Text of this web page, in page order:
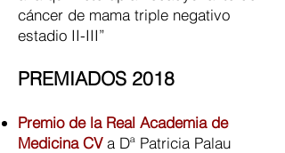
cáncer de mama triple negativo
estadio II-III”
PREMIADOS 2018
Premio de la Real Academia de
Medicina CVa Dª Patricia Palau